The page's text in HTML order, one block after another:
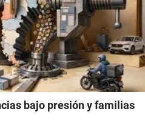
bajo presión y familias